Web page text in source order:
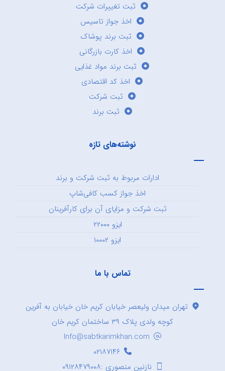
ثبت تغییرات شرکت
اخذ جواز تاسیس
ثبت برند پوشاک
اخذ کارت بازرگانی
ثبت برند مواد غذایی
اخذ کد اقتصادی
ثبت شرکت
ثبت برند
نوشته‌های تازه
ادارات مربوط به ثبت شرکت و برند
اخذ جواز کسب کافی‌شاپ
ثبت شرکت و مزایای آن برای کارآفرینان
ایزو ۲۲۰۰۰
ایزو ۱۰۰۰۲
تماس با ما
تهران میدان ولیعصر خیابان کریم خان خیابان به آفرین
کوچه ولدی پلاک ۳۹ ساختمان کریم خان
Info@sabtkarimkhan.com
۰۲۱۸۷۱۴۶
نازنین منصوری :۰۹۱۲۸۴۷۹۰۰۸